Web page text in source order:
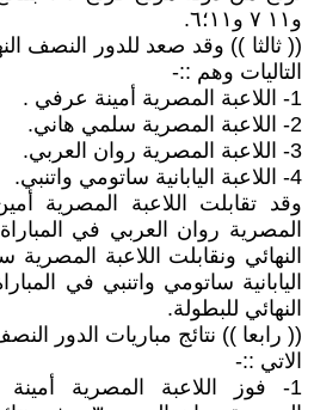
و١١ ٧ و١١؛٦.
(( ثالثا )) وقد صعد للدور النصف
التاليات وهم ::-
1- اللاعبة المصرية أمينة عرفي .
2- اللاعبة المصرية سلمي هاني.
3- اللاعبة المصرية روان العربي.
4- اللاعبة اليابانية ساتومي واتنبي.
وقد تقابلت اللاعبة المصرية
المصرية روان العربي في
النهائي ونقابلت اللاعبة
اليابانية ساتومي واتنبي في
النهائي للبطولة.
(( رابعا )) نتائج مباريات الدور
الاتي ::-
1- فوز اللاعبة المصرية